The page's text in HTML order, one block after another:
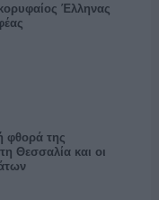
Έλληνας
φθορά της
Θεσσαλία και οι